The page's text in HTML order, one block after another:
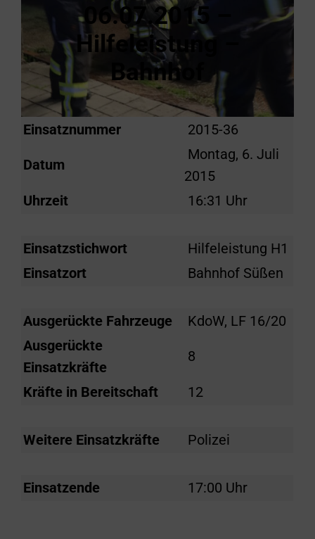
06.07.2015 –
Hilfeleistung –
Bahnhof
Einsatznummer 2015-36
Datum
Montag, 6. Juli
2015
Uhrzeit
16:31 Uhr
Einsatzstichwort
Hilfeleistung H1
Einsatzort
Bahnhof Süßen
Ausgerückte Fahrzeuge
KdoW, LF 16/20
Ausgerückte
Einsatzkräfte
8
Kräfte in Bereitschaft 12
Weitere Einsatzkräfte Polizei
Einsatzende 17:00 Uhr